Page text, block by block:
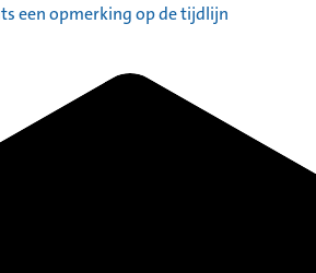
een opmerking op de tijdlijn